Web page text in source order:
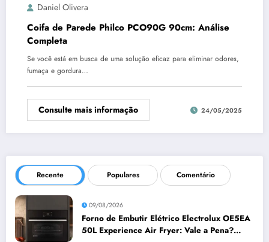
Daniel Olivera
Coifa de Parede Philco PCO90G 90cm: Análise
Completa
Se você está em busca de uma solução eficaz para eliminar odores,
fumaça e gordura…
Consulte mais informação 24/05/2025
Recente Populares Comentário
09/08/2026
Forno de Embutir Elétrico Electrolux OE5EA
50L Experience Air Fryer: Vale a Pena?